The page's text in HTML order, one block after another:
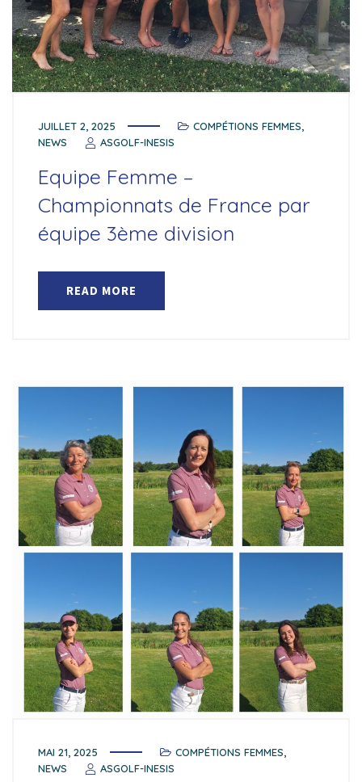
JUILLET 2, 2025 COMPÉTIONS FEMMES,
NEWS
ASGOLF-INESIS
Equipe Femme –
Championnats de France par
équipe 3ème division
READ MORE
MAI 21, 2025 COMPÉTIONS FEMMES,
NEWS
ASGOLF-INESIS